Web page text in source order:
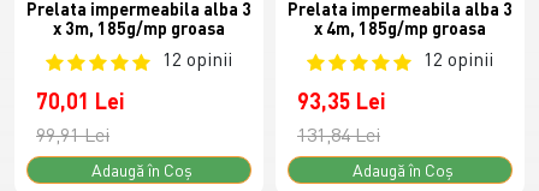
Prelata impermeabila alba 3
x 3m, 185g/mp groasa
12 opinii
70,01 Lei
99,91 Lei
Adaugă în Coş
Prelata impermeabila alba 3
x 4m, 185g/mp groasa
12 opinii
93,35 Lei
131,84 Lei
Adaugă în Coş